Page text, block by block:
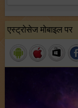
एस्ट्रोसेज मोबाइल पर